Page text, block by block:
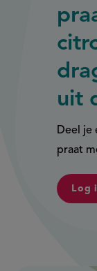
uit
Deel je
praat
Log